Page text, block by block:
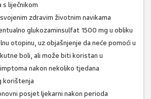
liječnikom
zdravim životnim navikama
glukozaminsulfat 1500 mg u obliku
otopinu, uz objašnjenje da neće pomoći u
boli, ali može biti koristan u
nakon nekoliko tjedana
korištenja
posjet ljekarni nakon perioda